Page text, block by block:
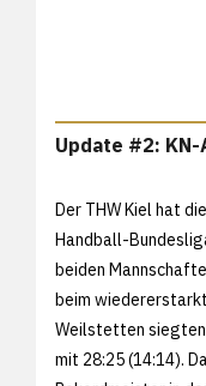
Update #2:
Der THW Kiel hat
Handball-
beiden
beim
Weilstetten
mit 28:25 (14:14).